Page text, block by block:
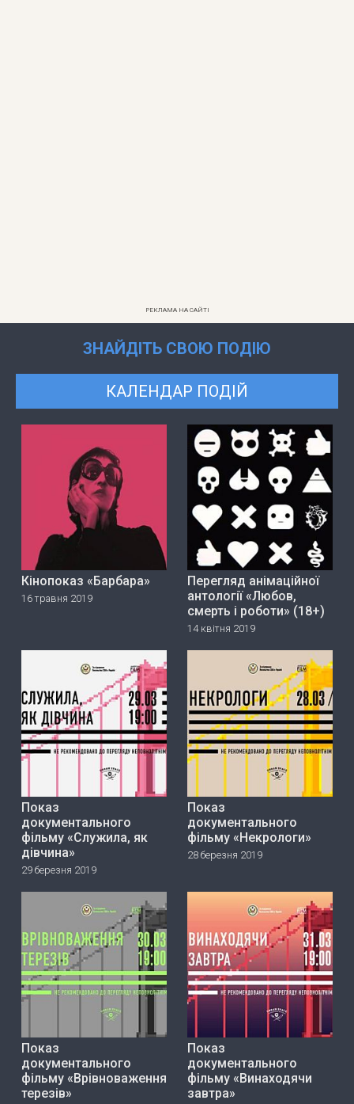
РЕКЛАМА НА САЙТІ
ЗНАЙДІТЬ СВОЮ ПОДІЮ
КАЛЕНДАР ПОДІЙ
Кінопоказ «Барбара»
16 травня 2019
Перегляд анімаційної
антології «Любов,
смерть і роботи» (18+)
14 квітня 2019
Показ
документального
фільму «Служила, як
дівчина»
29 березня 2019
Показ
документального
фільму «Некрологи»
28 березня 2019
Показ
документального
фільму «Врівноваження
терезів»
Показ
документального
фільму «Винаходячи
завтра»